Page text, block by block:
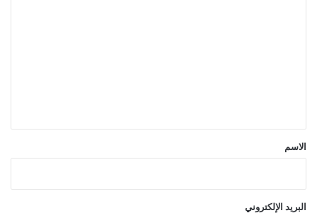
*الاسم
البريد الإلكتروني